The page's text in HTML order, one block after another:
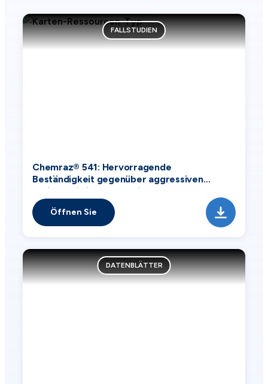
FALLSTUDIEN
Chemraz® 541: Hervorragende
Beständigkeit gegenüber aggressiven
Aminen, die in der chemischen
Verarbeitungsindustrie verwendet werden
Öffnen Sie
DATENBLÄTTER